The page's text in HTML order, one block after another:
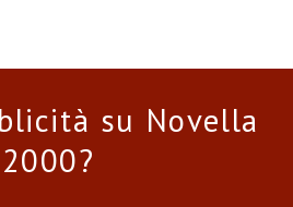
su Novella
2000?